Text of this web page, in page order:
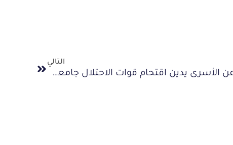
التالي
المركز الفلسطيني للدفاع عن الأسرى يدين اقتحام قوات الاحتلال جامعة بيرزيت ومنع فعالية تضامنية مع الأسرى